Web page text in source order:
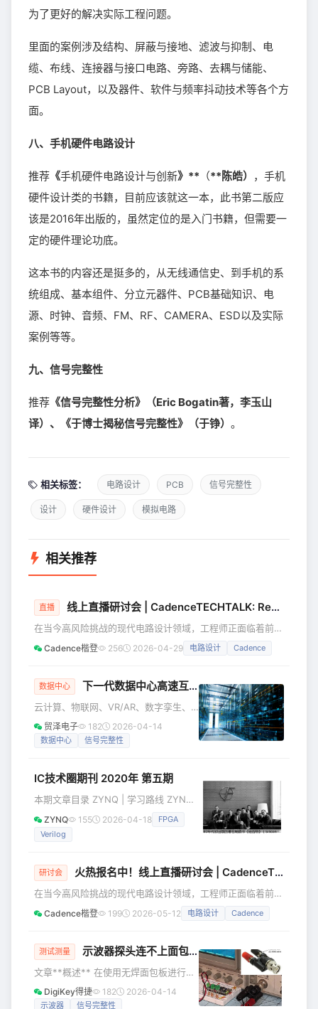
为了更好的解决实际工程问题。
里面的案例涉及结构、屏蔽与接地、滤波与抑制、电
缆、布线、连接器与接口电路、旁路、去耦与储能、
PCB Layout，以及器件、软件与频率抖动技术等各个方
面。
八、手机硬件电路设计
推荐 《手机硬件电路设计与创新》** （**陈皓） ，手机
硬件设计类的书籍，目前应该就这一本，此书第二版应
该是2016年出版的，虽然定位的是入门书籍，但需要一
定的硬件理论功底。
这本书的内容还是挺多的，从无线通信史、到手机的系
统组成、基本组件、分立元器件、PCB基础知识、电
源、时钟、音频、FM、RF、CAMERA、ESD以及实际
案例等等。
九、信号完整性
推荐 《信号完整性分析》（Eric Bogatin著，李玉山
译）、《于博士揭秘信号完整性》（于铮） 。
相关标签： 电路设计 PCB 信号完整性
设计 硬件设计 模拟电路
相关推荐
直播 线上直播研讨会 | CadenceTECHTALK: Redefining Circuit Design Efficiency with ML-Driven EM Optimization
在当今高风险挑战的现代电路设计领域，工程师正面临着前所
未有的压力——日益紧迫的项目交付期限与更繁重的工作负
Cadence 诚邀您参加本次线上研讨会，我们将展示一套尖端
的工作流程，全面革新您在无源器件设计中的实践方式。会议
将演示 Cadence EMX Designer、EMX Planar
Cadence楷登 256 2026-04-29 电路设计 Cadence
数据中心 下一代数据中心高速互连，谁是背后的技术推手？
云计算、物联网、VR/AR、数字孪生、
人工智能（AI）……这些让科技圈热血沸
腾的技术背后，都有一个共同的底层逻
争，都会体现为数字基础设施建设上的
比拼，即新一代数据中心的设计和部
署。 数据中心的建设作为一个系统工
程，面临着来自各个方面的挑战，比如
高性能计算、电力供应、网络安全等
的一环，它为数据在规模
贸泽电子 182 2026-04-14
数据中心 信号完整性
IC技术圈期刊 2020年 第五期
本期文章目录 ZYNQ | 学习路线 ZYNQ
点击阅读 ZYNQ 关于Timing Exception
Verilog有什么奇技淫巧？ Verilog
减乘除及三角函数实现 CORDIC 点击阅
读 探究FPGA 读书笔记 | Design Rot -1
IC设计 点击阅读 icsoc 构建ic知识体系
ZYNQ 155 2026-04-18
FPGA
Verilog
研讨会 火热报名中！线上直播研讨会 | CadenceTECHTALK: Redefining Circuit Design Efficiency with ML-Driven EM Optimization
在当今高风险挑战的现代电路设计领域，工程师正面临着前所
未有的压力——日益紧迫的项目交付期限与更繁重的工作负
Cadence 诚邀您参加本次线上研讨会，我们将展示一套尖端
的工作流程，全面革新您在无源器件设计中的实践方式。会议
将演示 Cadence EMX Designer、EMX Planar
Cadence楷登 199 2026-05-12 电路设计 Cadence
测试测量 示波器探头连不上面包板？教你一个小技巧！
文章**概述** 在使用无焊面包板进行原
型开发时，我们常需要将电路连接到示
波器、频谱仪或函数发生器进行测试。
DigiKey得捷 182 2026-04-14
示波器 信号完整性